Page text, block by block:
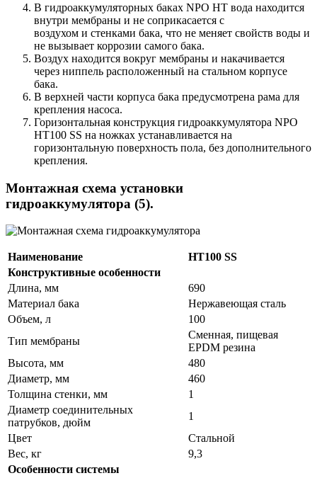
В гидроаккумуляторных баках NPO HT вода находится
внутри мембраны и не соприкасается с
воздухом и стенками бака, что не меняет свойств воды и
не вызывает коррозии самого бака.
Воздух находится вокруг мембраны и накачивается
через ниппель расположенный на стальном корпусе
бака.
В верхней части корпуса бака предусмотрена рама для
крепления насоса.
Горизонтальная конструкция гидроаккумулятора NPO
HT100 SS на ножках устанавливается на
горизонтальную поверхность пола, без дополнительного
крепления.
Монтажная схема установки
гидроаккумулятора (5).
Наименование
HT100 SS
Конструктивные особенности
Длина, мм
690
Материал бака
Нержавеющая сталь
Объем, л
100
Тип мембраны
Сменная, пищевая
EPDM резина
Высота, мм
480
Диаметр, мм
460
Толщина стенки, мм
1
Диаметр соединительных
патрубков, дюйм
1
Цвет
Стальной
Вес, кг
9,3
Особенности системы